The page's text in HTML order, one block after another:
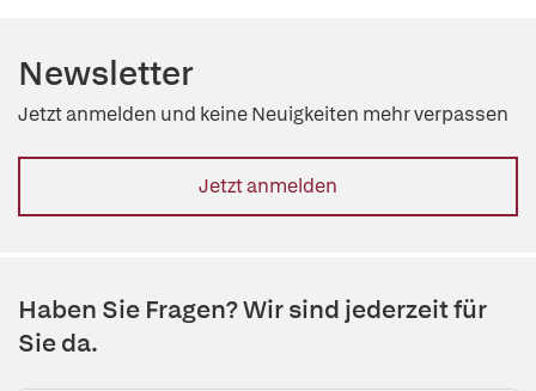
Newsletter
Jetzt anmelden und keine Neuigkeiten mehr verpassen
Jetzt anmelden
Haben Sie Fragen? Wir sind jederzeit für
Sie da.